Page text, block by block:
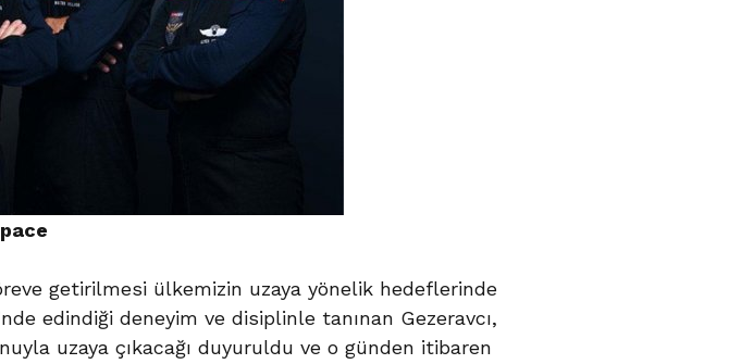
getirilmesi ülkemizin uzaya yönelik hedeflerinde
edindiği deneyim ve disiplinle tanınan Gezeravcı,
uzaya çıkacağı duyuruldu ve o günden itibaren